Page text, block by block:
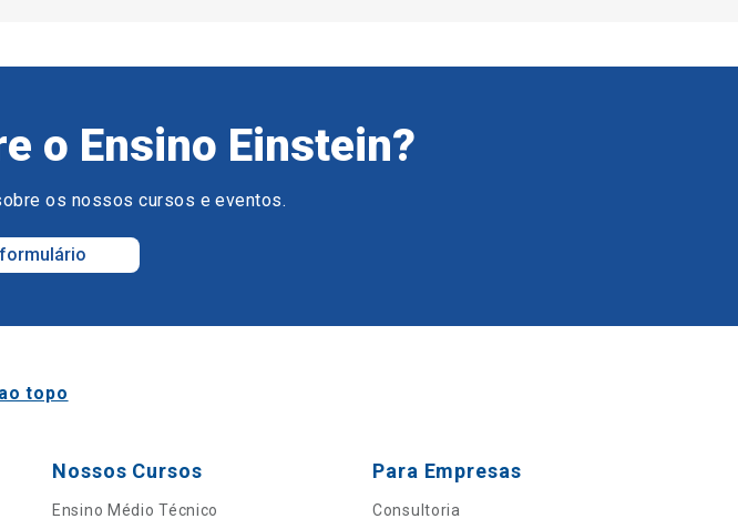
o Ensino Einstein?
os nossos cursos e eventos.
topo
Nossos Cursos
Ensino Médio Técnico
Para Empresas
Consultoria